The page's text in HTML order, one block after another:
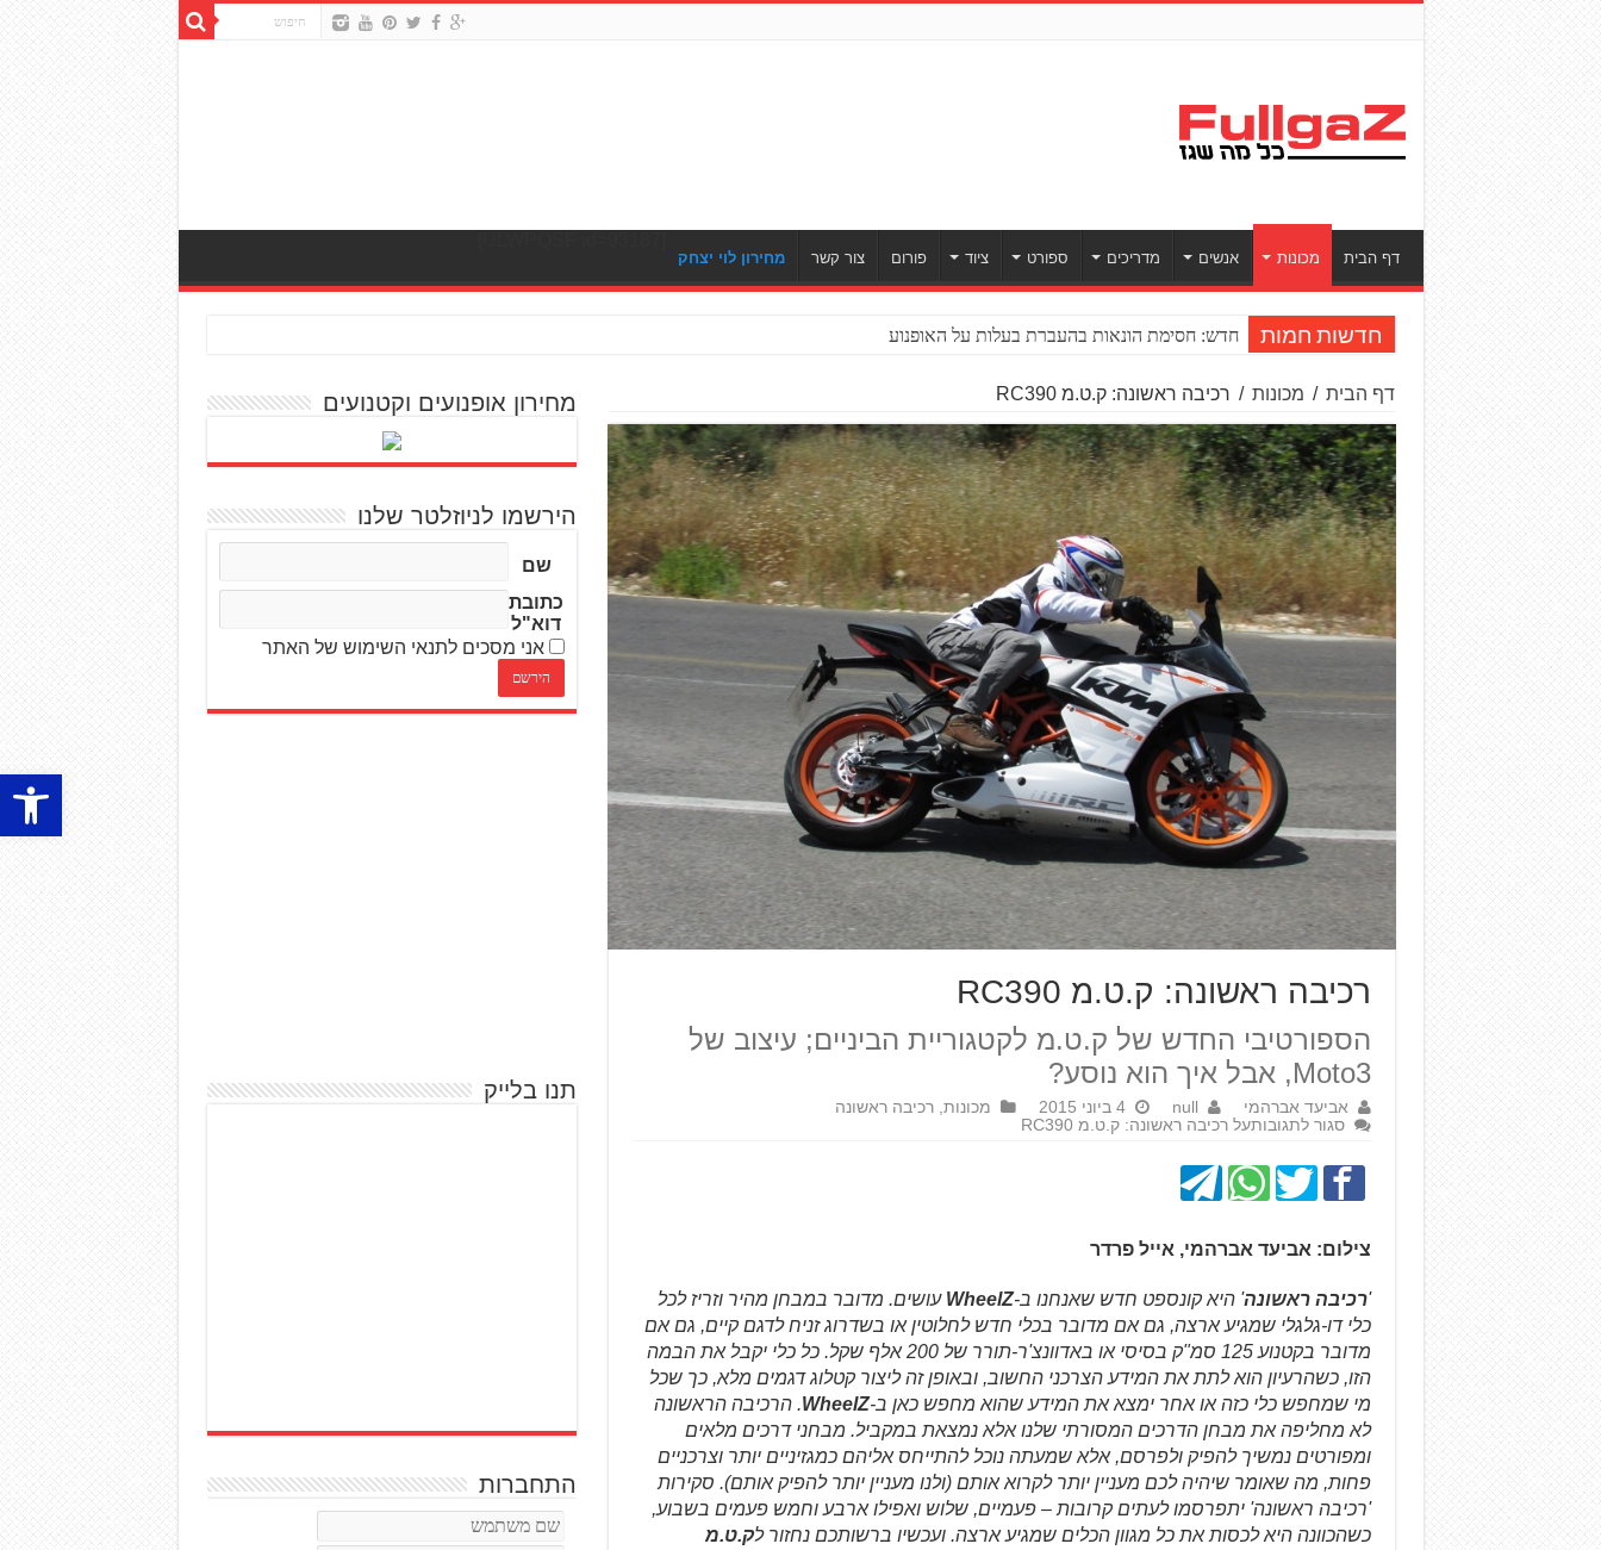
פתח
דף הבית מכונות אנשים מדריכים ספורט ציוד פורום צור קשר מחירון לוי יצחק
חדשות חמות חדש: חסימת הונאות בהעברת בעלות על האופנוע
דף הבית / מכונות / רכיבה ראשונה: ק.ט.מ RC390
רכיבה ראשונה: ק.ט.מ RC390
הספורטיבי החדש של ק.ט.מ לקטגוריית הביניים; עיצוב של
Moto3, אבל איך הוא נוסע?
אביעד אברהמי null 4 ביוני 2015 מכונות,רכיבה ראשונה
סגור לתגובותעל רכיבה ראשונה: ק.ט.מ RC390
צילום: אביעד אברהמי, אייל פרדר
'רכיבה ראשונה' היא קונספט חדש שאנחנו ב-WheelZ עושים. מדובר במבחן מהיר וזריז לכל
כלי דו-גלגלי שמגיע ארצה, גם אם מדובר בכלי חדש לחלוטין או בשדרוג זניח לדגם קיים, גם אם
מדובר בקטנוע 125 סמ"ק בסיסי או באדוונצ'ר-תורר של 200 אלף שקל. כל כלי יקבל את הבמה
הזו, כשהרעיון הוא לתת את המידע הצרכני החשוב, ובאופן זה ליצור קטלוג דגמים מלא, כך שכל
מי שמחפש כלי כזה או אחר ימצא את המידע שהוא מחפש כאן ב-WheelZ. הרכיבה הראשונה
לא מחליפה את מבחן הדרכים המסורתי שלנו אלא נמצאת במקביל. מבחני דרכים מלאים
ומפורטים נמשיך להפיק ולפרסם, אלא שמעתה נוכל להתייחס אליהם כמגזיניים יותר וצרכניים
פחות, מה שאומר שיהיה לכם מעניין יותר לקרוא אותם (ולנו מעניין יותר להפיק אותם). סקירות
'רכיבה ראשונה' יתפרסמו לעתים קרובות – פעמיים, שלוש ואפילו ארבע וחמש פעמים בשבוע,
כשהכוונה היא לכסות את כל מגוון הכלים שמגיע ארצה. ועכשיו ברשותכם נחזור לק.ט.מ
מחירון אופנועים וקטנועים
הירשמו לניוזלטר שלנו
שם
כתובת
דוא"ל
אני מסכים לתנאי השימוש של האתר
תנו בלייק
התחברות